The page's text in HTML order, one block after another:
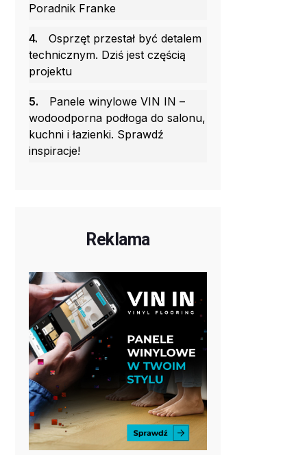
Poradnik Franke
4.
Osprzęt przestał być detalem
technicznym. Dziś jest częścią
projektu
5.
Panele winylowe VIN IN –
wodoodporna podłoga do salonu,
kuchni i łazienki. Sprawdź
inspiracje!
Reklama